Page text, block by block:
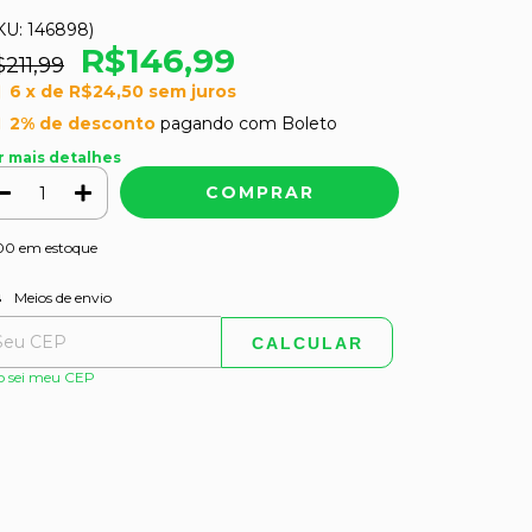
146898)
R$146,99
6 x de R$24,50 sem juros
2% de descontopagando com Boleto
mais detalhes
em estoque
para o CEP:
Meios de envio
CALCULAR
sei meu CEP